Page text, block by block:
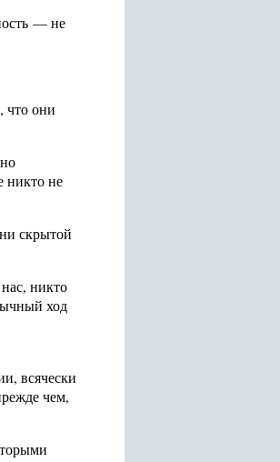
— не
что они
никто не
скрытой
никто
ход
всячески
чем,